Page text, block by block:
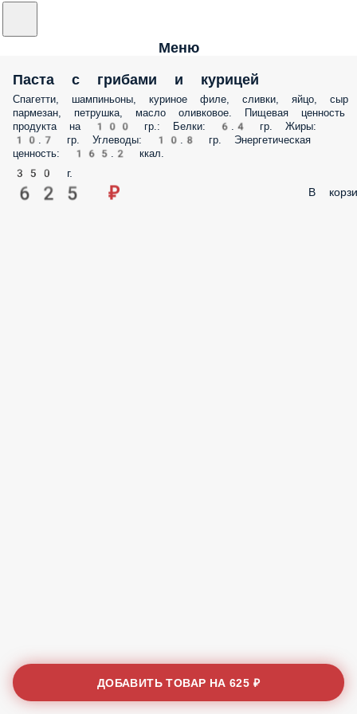
Меню
Паста с грибами и курицей
Спагетти, шампиньоны, куриное филе, сливки, яйцо, сыр
пармезан, петрушка, масло оливковое. Пищевая ценность
продукта на 100 гр.: Белки: 6.4 гр. Жиры:
10.7 гр. Углеводы: 10.8 гр. Энергетическая
ценность: 165.2 ккал.
350 г.
625 ₽ В
ДОБАВИТЬ ТОВАР НА625 ₽